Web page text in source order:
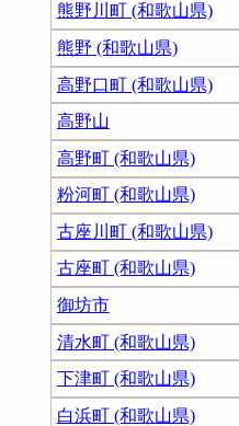
熊野川町 (和歌山県)
熊野 (和歌山県)
高野口町 (和歌山県)
高野山
高野町 (和歌山県)
粉河町 (和歌山県)
古座川町 (和歌山県)
古座町 (和歌山県)
御坊市
清水町 (和歌山県)
下津町 (和歌山県)
白浜町 (和歌山県)